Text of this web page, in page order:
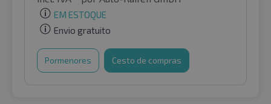
EM ESTOQUE
Envio gratuito
Pormenores Cesto de compras